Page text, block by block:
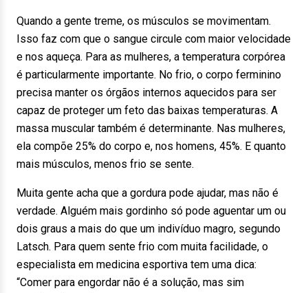
Quando a gente treme, os músculos se movimentam.
Isso faz com que o sangue circule com maior velocidade
e nos aqueça. Para as mulheres, a temperatura corpórea
é particularmente importante. No frio, o corpo ferminino
precisa manter os órgãos internos aquecidos para ser
capaz de proteger um feto das baixas temperaturas. A
massa muscular também é determinante. Nas mulheres,
ela compõe 25% do corpo e, nos homens, 45%. E quanto
mais músculos, menos frio se sente.
Muita gente acha que a gordura pode ajudar, mas não é
verdade. Alguém mais gordinho só pode aguentar um ou
dois graus a mais do que um indivíduo magro, segundo
Latsch. Para quem sente frio com muita facilidade, o
especialista em medicina esportiva tem uma dica:
“Comer para engordar não é a solução, mas sim